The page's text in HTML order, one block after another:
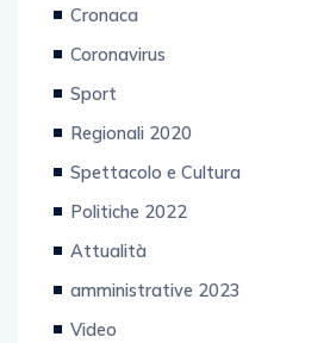
Cronaca
Coronavirus
Sport
Regionali 2020
Spettacolo e Cultura
Politiche 2022
Attualità
amministrative 2023
Video